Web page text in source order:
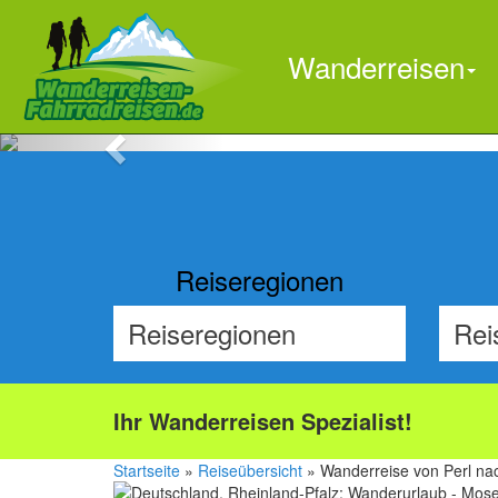
Previous
Wanderreisen
Reiseregionen
Ihr Wanderreisen Spezialist!
Startseite » Reiseübersicht » Wanderreise von Perl